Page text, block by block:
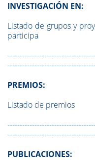
INVESTIGACIÓN EN:
Listado de grupos y
participa
PREMIOS:
Listado de premios
PUBLICACIONES: